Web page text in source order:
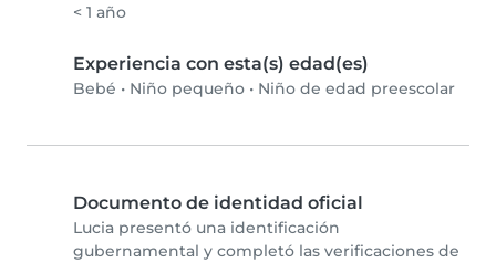
< 1 año
Experiencia con esta(s) edad(es)
Bebé • Niño pequeño • Niño de edad preescolar
Documento de identidad oficial
Lucia presentó una identificación
gubernamental y completó las verificaciones de